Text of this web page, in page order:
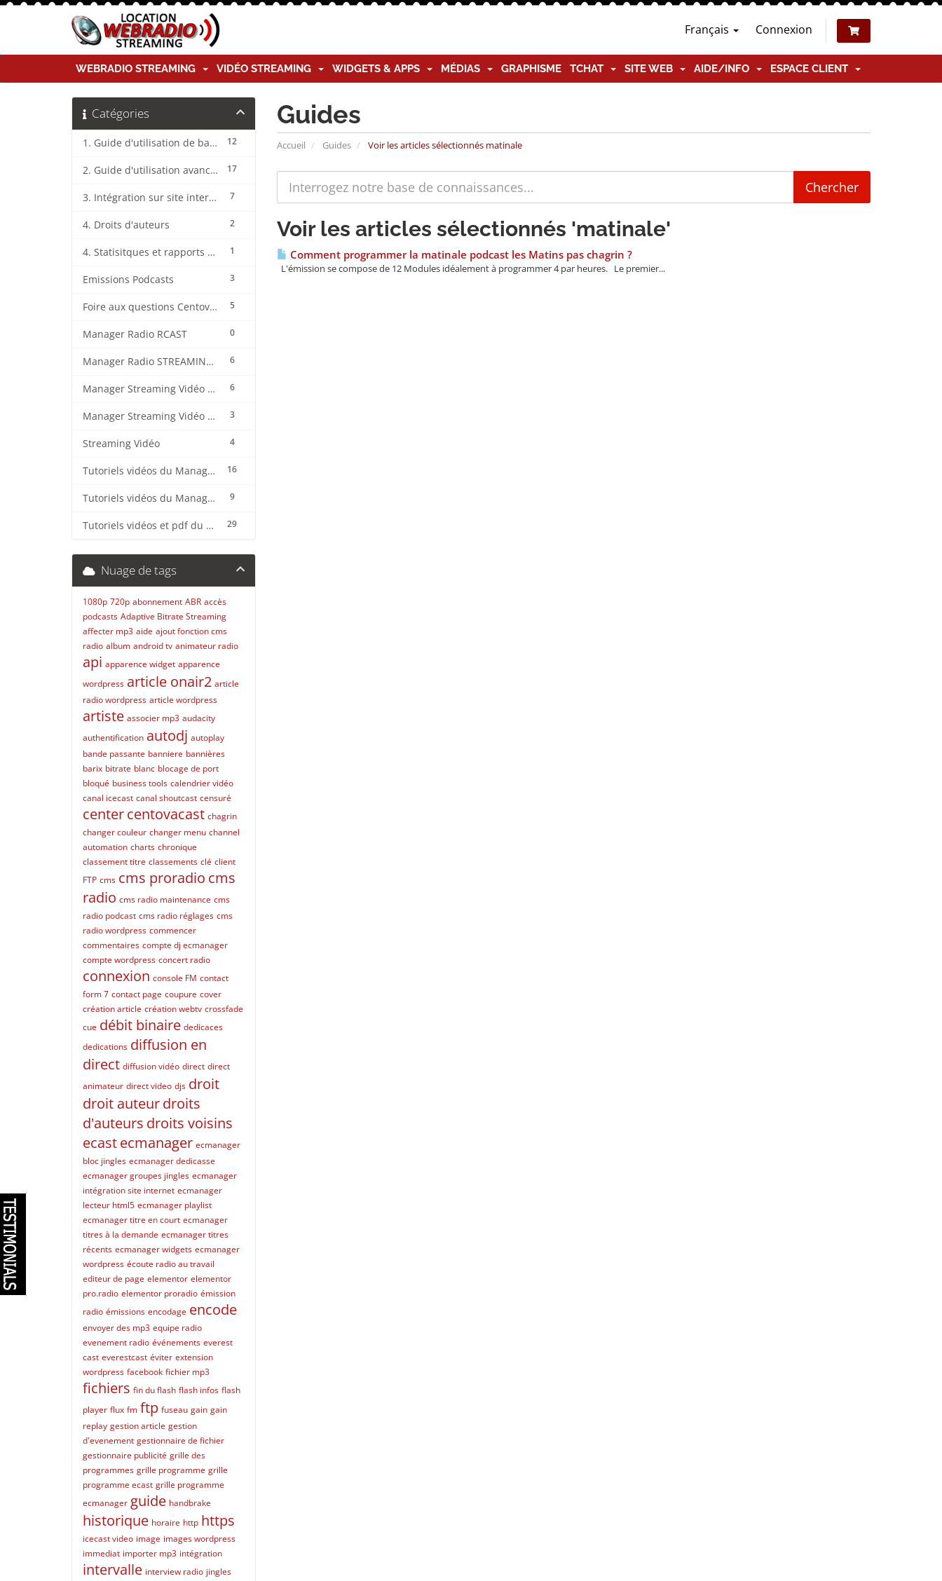
Français Connexion
WEBRADIO STREAMING VIDÉO STREAMING WIDGETS & APPS MÉDIAS GRAPHISME TCHAT SITE WEB AIDE/INFO ESPACE CLIENT
Guides
Accueil Guides Voir les articles sélectionnés matinale
Catégories
12
1. Guide d'utilisation de base CentovaCast
17
2. Guide d'utilisation avancée CentovaCast
7
3. Intégration sur site internet CentovaCast
2
4. Droits d'auteurs
1
4. Statisitques et rapports CentovaCast
3
Emissions Podcasts
5
Foire aux questions CentovaCast
0
Manager Radio RCAST
6
Manager Radio STREAMING CENTER
6
Manager Streaming Vidéo TVMCP
3
Manager Streaming Vidéo VDO
4
Streaming Vidéo
16
Tutoriels vidéos du Manager Radio CentovaCast
9
Tutoriels vidéos du Manager Radio STREAMING CENTER
29
Tutoriels vidéos et pdf du CMS Radio Wordpress + OnAir2/Pro.Radio
Voir les articles sélectionnés 'matinale'
Comment programmer la matinale podcast les Matins pas chagrin ?
L'émission se compose de 12 Modules idéalement à programmer 4 par heures. Le premier...
Nuage de tags
1080p 720p abonnement ABR accès
podcasts Adaptive Bitrate Streaming
affecter mp3 aide ajout fonction cms
radio album android tv animateur radio
api apparence widget apparence
wordpress article onair2 article
radio wordpress article wordpress
artiste associer mp3 audacity
authentification autodj autoplay
bande passante banniere bannières
barix bitrate blanc blocage de port
bloqué business tools calendrier vidéo
canal icecast canal shoutcast censuré
centercentovacast chagrin
changer couleur changer menu channel
automation charts chronique
classement titre classements clé client
FTP cms cms proradio cms
radio cms radio maintenance cms
radio podcast cms radio réglages cms
radio wordpress commencer
commentaires compte dj ecmanager
compte wordpress concert radio
connexion console FM contact
form 7 contact page coupure cover
création article création webtv crossfade
cue débit binaire dedicaces
dedications diffusion en
direct diffusion vidéo direct direct
animateur direct video djs droit
droit auteurdroits
d'auteurs droits voisins
ecastecmanager ecmanager
bloc jingles ecmanager dedicasse
ecmanager groupes jingles ecmanager
intégration site internet ecmanager
lecteur html5 ecmanager playlist
ecmanager titre en court ecmanager
titres à la demande ecmanager titres
récents ecmanager widgets ecmanager
wordpress écoute radio au travail
editeur de page elementor elementor
pro.radio elementor proradio émission
radio émissions encodage encode
envoyer des mp3 equipe radio
evenement radio événements everest
cast everestcast éviter extension
wordpress facebook fichier mp3
fichiers fin du flash flash infos flash
player flux fm ftp fuseau gain gain
replay gestion article gestion
d'evenement gestionnaire de fichier
gestionnaire publicité grille des
programmes grille programme grille
programme ecast grille programme
ecmanager guide handbrake
historique horaire http https
icecast video image images wordpress
immediat importer mp3 intégration
intervalle interview radio jingles